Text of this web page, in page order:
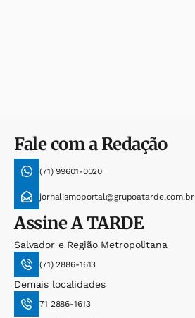
Fale com a Redação
(71) 99601-0020
jornalismoportal@grupoatarde.com.br
AssineA TARDE
Salvador e Região Metropolitana
(71) 2886-1613
Demais localidades
71 2886-1613